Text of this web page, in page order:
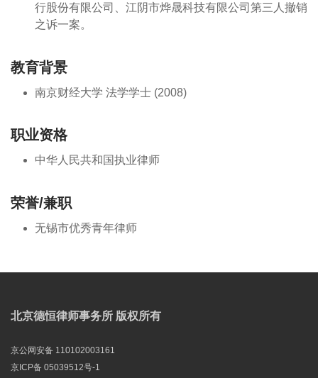
行股份有限公司、江阴市烨晟科技有限公司第三人撤销
之诉一案。
教育背景
南京财经大学 法学学士 (2008)
职业资格
中华人民共和国执业律师
荣誉/兼职
无锡市优秀青年律师
北京德恒律师事务所 版权所有
京公网安备 110102003161
京ICP备 05039512号-1